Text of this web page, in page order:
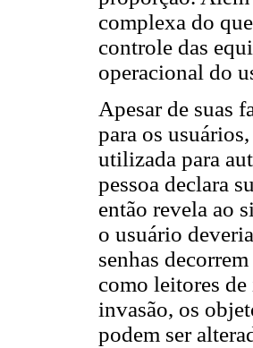
complexa do
controle das
operacional do
Apesar de suas
para os
utilizada para
pessoa declara
então revela ao
o usuário
senhas
como leitores
invasão, os
podem ser